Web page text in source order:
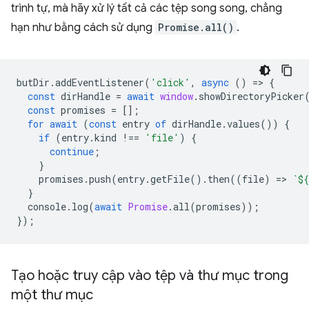
trình tự, mà hãy xử lý tất cả các tệp song song, chẳng
hạn như bằng cách sử dụng Promise.all() .
butDir .addEventListener( 'click' , async () => {
const dirHandle = await window. showDirectoryPicker
const promises = [];
for await (const entry of dirHandle.values())
{
if (entry.kind !== 'file' )
{
continue ;
}
promises .push(entry.getFile(). then((file) => `${
}
console. log(await Promise.all(promises));
});
Tạo hoặc truy cập vào tệp và thư mục trong
một thư mục